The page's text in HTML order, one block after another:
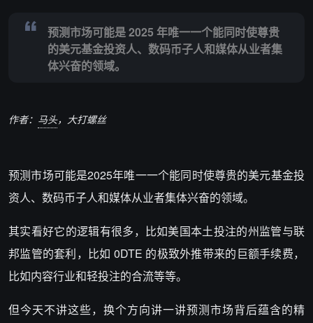
预测市场可能是 2025 年唯一一个能同时使尊贵
的美元基金投资人、数码币子人和媒体从业者集
体兴奋的领域。
作者： 马头，大打螺丝
预测市场可能是2025年唯一一个能同时使尊贵的美元基金投
资人、数码币子人和媒体从业者集体兴奋的领域。
其实看好它的逻辑有很多，比如美国本土投注的州监管与联
邦监管的套利，比如 0DTE 的极致外推带来的巨额手续费，
比如内容行业和轻投注的合流等等。
但今天不讲这些，换个方向讲一讲预测市场背后蕴含的精